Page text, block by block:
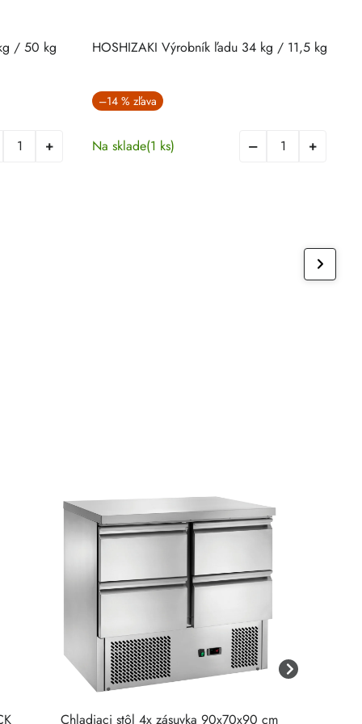
/ 50 kg HOSHIZAKI Výrobník ľadu 34 kg / 11,5 kg
–14 %
Na sklade(1 ks)
Chladiaci stôl 4x zásuvka 90x70x90 cm